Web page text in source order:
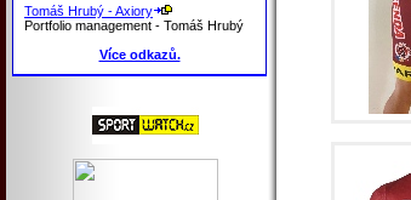
Tomáš Hrubý - Axiory
Portfolio management - Tomáš Hrubý
Více odkazů.